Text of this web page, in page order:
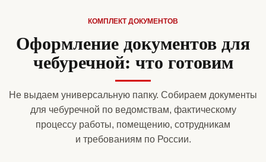
КОМПЛЕКТ ДОКУМЕНТОВ
Оформление документов для
чебуречной: что готовим
Не выдаем универсальную папку. Собираем документы
для чебуречной по ведомствам, фактическому
процессу работы, помещению, сотрудникам
и требованиям по России.